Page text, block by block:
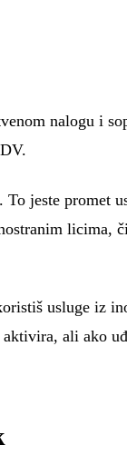
nalogu i
jeste promet
usluge iz
ali ako